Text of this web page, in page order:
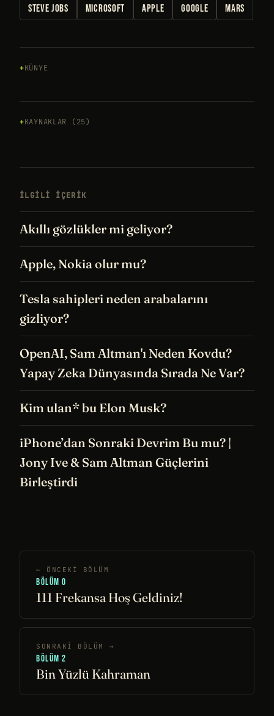
STEVE JOBS
MICROSOFT APPLE GOOGLE MARS
KÜNYE
KAYNAKLAR (25)
İLGILI IÇERIK
Akıllı gözlükler mi geliyor?
Apple, Nokia olur mu?
Tesla sahipleri neden arabalarını
gizliyor?
OpenAI, Sam Altman'ı Neden Kovdu?
Yapay Zeka Dünyasında Sırada Ne Var?
Kim ulan* bu Elon Musk?
iPhone’dan Sonraki Devrim Bu mu? |
Jony Ive & Sam Altman Güçlerini
Birleştirdi
← ÖNCEKI BÖLÜM
BÖLÜM 0
111 Frekansa Hoş Geldiniz!
SONRAKI BÖLÜM →
BÖLÜM 2
Bin Yüzlü Kahraman